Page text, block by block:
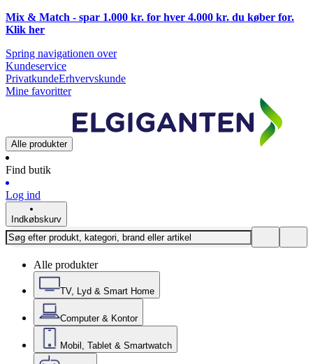
Mix & Match - spar 1.000 kr. for hver 4.000 kr. du køber for.
Klik her
Spring navigationen over
Kundeservice
PrivatkundeErhvervskunde
Mine favoritter
Alle produkter
Find butik
Log ind
Indkøbskurv
Alle produkter
TV, Lyd & Smart Home
Computer & Kontor
Mobil, Tablet & Smartwatch